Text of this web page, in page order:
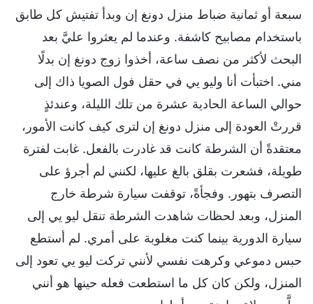
سبعة أو ثمانية ضباط منزل دونغ إن وبدأ تفتيش كل طابق
باستخدام مصابيح كاشفة. وعندما لم يعثروا عليَّ بعد
البحث لأكثر من نصف ساعة، أخذوا زوج دونغ إن بدلًا
مني. اختبأت أنا وليو يي في حقل فول الصويا ذاك إلى
حوالي الساعة الحادية عشرة من تلك الليلة، وعندئذٍ
قررتْ العودة إلى منزل دونغ إن لترى كيف كانت الأمور،
معتقدةً أن الشرطة كانت قد غادرت بالفعل. غابت لفترة
طويلة، فشعرت بقلق بالغ عليها، لكنني لم أجرؤ على
التصرف بتهور. وفجأةً، توقفت سيارة شرطة خارج
المنزل، وبعد لحظات شاهدت الشرطة تنقل ليو يي إلى
سيارة الدورية بينما كنت مغلوبة على أمري. لم أستطع
حبس دموعي وكرهت نفسي لأنني تركت ليو يي تعود إلى
المنزل، ولكن كان كل ما استطعت فعله حينها هو أنني